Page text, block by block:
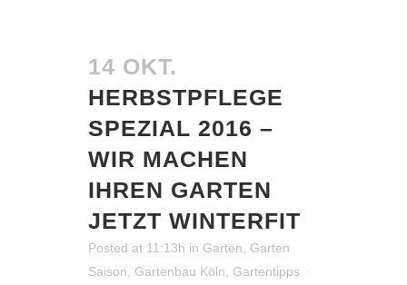
14 OKT.
HERBSTPFLEGE
SPEZIAL 2016 –
WIR MACHEN
IHREN GARTEN
JETZT WINTERFIT
Posted at 11:13h in Garten
Garten
Saison
Gartenbau Köln
Gartentipps